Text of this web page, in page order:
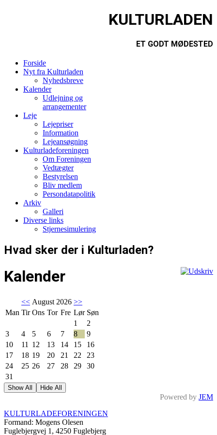
KULTURLADEN
ET GODT MØDESTED
Forside
Nyt fra Kulturladen
Nyhedsbreve
Kalender
Udlejning og
arrangementer
Leje
Lejepriser
Information
Lejeansøgning
Kulturladeforeningen
Om Foreningen
Vedtægter
Bestyrelsen
Bliv medlem
Persondatapolitik
Arkiv
Galleri
Diverse links
Stjernesimulering
Hvad sker der i Kulturladen?
Kalender
<< August 2026 >>
Man Tir Ons Tor Fre Lør Søn
1
2
3
4 5 6 7 8
9
10
11 12 13 14 15
16
17
18 19 20 21 22
23
24
25 26 27 28 29
30
31
Show All Hide All
Powered by JEM
KULTURLADEFORENINGEN
Formand: Mogens Olesen
Fuglebjergvej 1, 4250 Fuglebjerg